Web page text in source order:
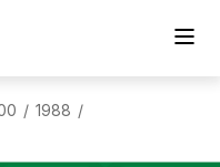
/ 1988 /